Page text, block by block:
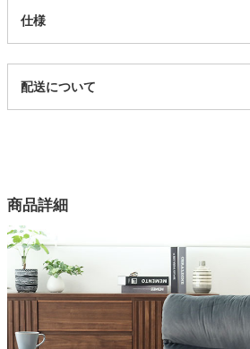
キッチン用品
インテリア雑貨
ガーデン
タワー
仕様
23100377
2色
張地の素材
ポリエステル
中材
ウレタンフォーム、ポケットコイル(24本)
配送について
商品詳細